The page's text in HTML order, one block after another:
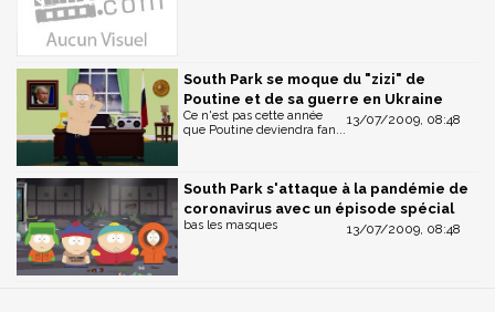
South Park se moque du "zizi" de
Poutine et de sa guerre en Ukraine
13/07/2009, 08:48
Ce n'est pas cette année
que Poutine deviendra fan...
South Park s'attaque à la pandémie de
coronavirus avec un épisode spécial
13/07/2009, 08:48
bas les masques